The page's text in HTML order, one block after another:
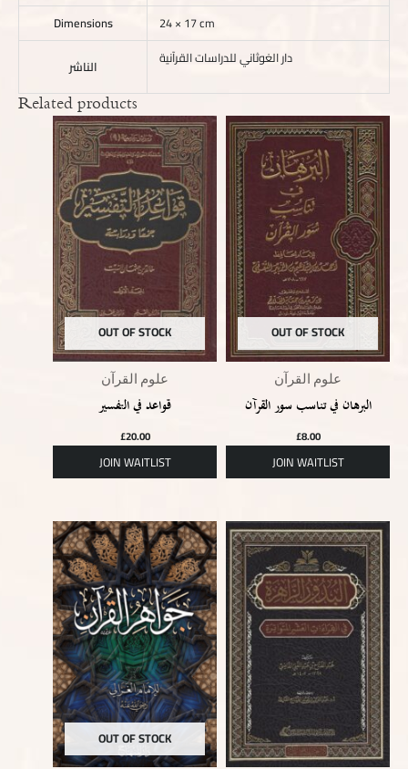
Dimensions
24 × 17 cm
الناشر
دار الغوثاني للدراسات القرآنية
Related products
OUT OF STOCK
علوم القرآن
قواعد في التفسير
£20.00
OUT OF STOCK
علوم القرآن
البرهان في تناسب سور القرآن
£8.00
OUT OF STOCK